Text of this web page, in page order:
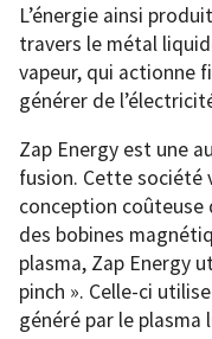
L’énergie ainsi
travers le métal
vapeur, qui actionne
générer de
Zap Energy est une
fusion. Cette société
conception coûteuse
des bobines
plasma, Zap Energy
pinch ». Celle-ci
généré par le